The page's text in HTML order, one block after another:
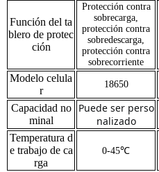
Función del ta
blero de protec
ción
Protección contra
sobrecarga,
protección contra
sobredescarga,
protección contra
sobrecorriente
Modelo celula
r
18650
Capacidad no
minal
Puede ser perso
nalizado
Temperatura d
e trabajo de ca
rga
0-45℃